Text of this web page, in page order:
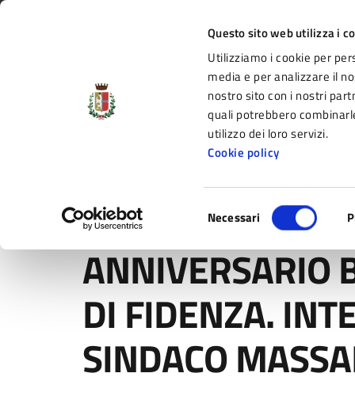
Questo sito web utilizza i
Utilizziamo i cookie per
media e per analizzare il
nostro sito con i nostri
quali potrebbero
utilizzo dei loro servizi.
Cookie policy
del
consenso
Necessari
Vai al contenuto principale
Vai alla navigazione del sito
Vai al piede di pagina
Comune di Fidenza
il portale di servizi e informazioni del
Novità
Home / Novità Comunicati / ANNIVERSARIO
ANNIVERSARIO
DI FIDENZA.
SINDACO